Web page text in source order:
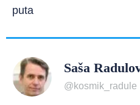
puta
Saša
@kosmik_radule